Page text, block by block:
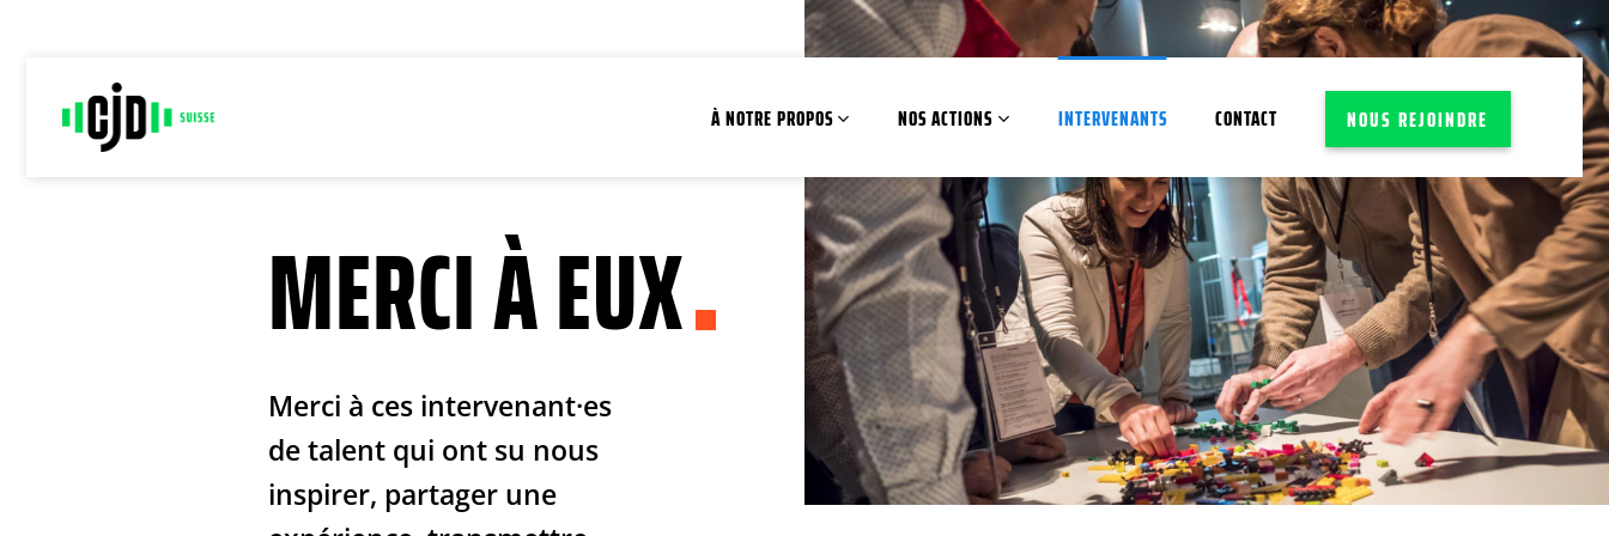
À NOTRE PROPOS NOS ACTIONS INTERVENANTS CONTACT NOUS REJOINDRE
MERCI À EUX
Merci à ces intervenant·es
de talent qui ont su nous
inspirer, partager une